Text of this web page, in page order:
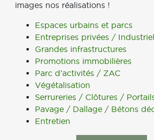
images nos réalisations !
Espaces urbains et parcs
Entreprises privées /
Grandes infrastructures
Promotions immobilières
Parc d’activités / ZAC
Végétalisation
Serrureries / Clôtures /
Pavage / Dallage / Bétons
Entretien